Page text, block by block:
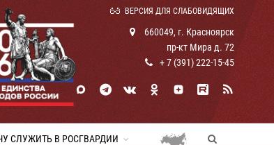
ВЕРСИЯ ДЛЯ СЛАБОВИДЯЩИХ
660049, г. Красноярск
пр-кт Мира д. 72
+ 7 (391) 222-15-45
СЛУЖИТЬ В РОСГВАРДИИ